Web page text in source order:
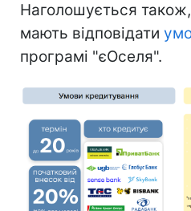
Наголошується
мають відповідати
програмі "єОселя".